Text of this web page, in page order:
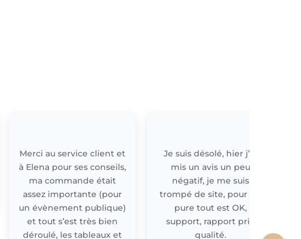
Merci au service client et
à Elena pour ses conseils,
ma commande était
assez importante (pour
un évènement publique)
et tout s’est très bien
déroulé, les tableaux et
Je suis désolé, hier j’ai
mis un avis un peu
négatif, je me suis
trompé de site, pour off
pure tout est OK,
support, rapport prix
qualité.